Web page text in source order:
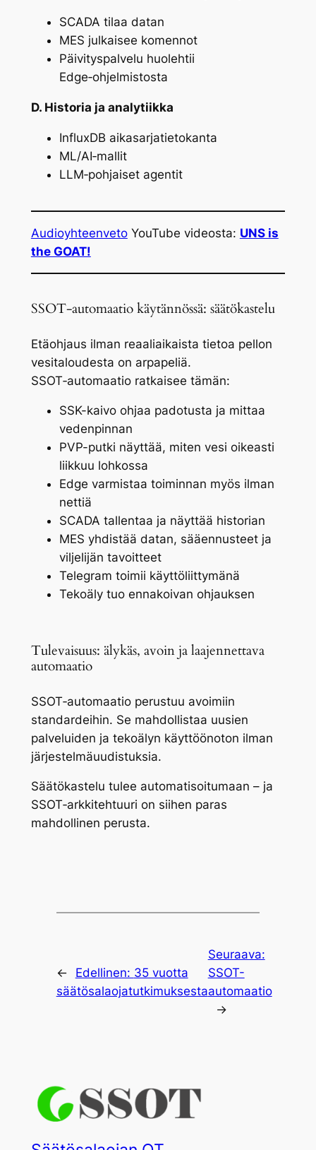
SCADA tilaa datan
MES julkaisee komennot
Päivityspalvelu huolehtii
Edge‑ohjelmistosta
D. Historia ja analytiikka
InfluxDB aikasarjatietokanta
ML/AI‑mallit
LLM‑pohjaiset agentit
AudioyhteenvetoYouTube videosta: UNS is
the GOAT!
SSOT‑automaatio käytännössä: säätökastelu
Etäohjaus ilman reaaliaikaista tietoa pellon
vesitaloudesta on arpapeliä.
SSOT‑automaatio ratkaisee tämän:
SSK-kaivo ohjaa padotusta ja mittaa
vedenpinnan
PVP-putki näyttää, miten vesi oikeasti
liikkuu lohkossa
Edge varmistaa toiminnan myös ilman
nettiä
SCADA tallentaa ja näyttää historian
MES yhdistää datan, sääennusteet ja
viljelijän tavoitteet
Telegram toimii käyttöliittymänä
Tekoäly tuo ennakoivan ohjauksen
Tulevaisuus: älykäs, avoin ja laajennettava
automaatio
SSOT‑automaatio perustuu avoimiin
standardeihin. Se mahdollistaa uusien
palveluiden ja tekoälyn käyttöönoton ilman
järjestelmäuudistuksia.
Säätökastelu tulee automatisoitumaan – ja
SSOT‑arkkitehtuuri on siihen paras
mahdollinen perusta.
← Edellinen: 35 vuotta
säätösalaojatutkimuksesta
Seuraava:
SSOT-
automaatio
→